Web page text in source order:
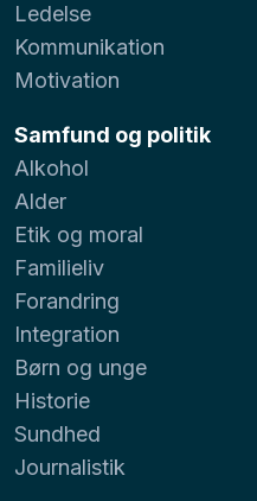
Ledelse
Kommunikation
Motivation
Samfund og politik
Alkohol
Alder
Etik og moral
Familieliv
Forandring
Integration
Børn og unge
Historie
Sundhed
Journalistik